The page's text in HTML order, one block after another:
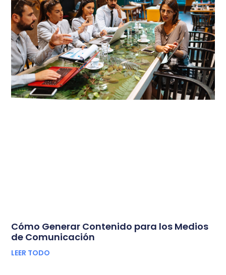
Cómo Generar Contenido para los Medios
de Comunicación
LEER TODO